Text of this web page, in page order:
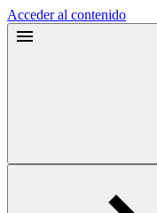
Acceder al contenido